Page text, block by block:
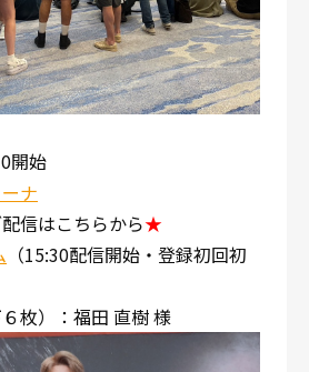
開始
ナ
信はこちらから★
（15:30配信開始・登録初回初
枚）：福田 直樹 様